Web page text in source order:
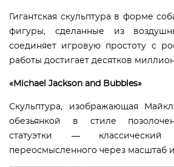
Гигантская скульптура в форме
фигуры, сделанные из
соединяет игровую простоту с
работы достигает десятков
«Michael Jackson and Bubbles»
Скульптура, изображающая
обезьянкой в стиле
статуэтки —
переосмысленного через масштаб и